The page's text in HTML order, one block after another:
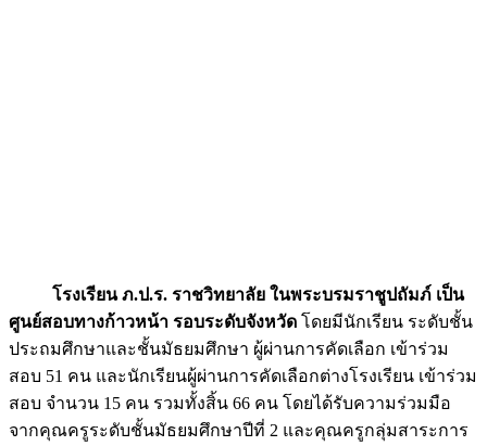
โรงเรียน ภ.ป.ร. ราชวิทยาลัย ในพระบรมราชูปถัมภ์ เป็น
ศูนย์สอบทางก้าวหน้า รอบระดับจังหวัด โดยมีนักเรียน ระดับชั้น
ประถมศึกษาและชั้นมัธยมศึกษา ผู้ผ่านการคัดเลือก เข้าร่วม
สอบ 51 คน และนักเรียนผู้ผ่านการคัดเลือกต่างโรงเรียน เข้าร่วม
สอบ จำนวน 15 คน รวมทั้งสิ้น 66 คน โดยได้รับความร่วมมือ
จากคุณครูระดับชั้นมัธยมศึกษาปีที่ 2 และคุณครูกลุ่มสาระการ